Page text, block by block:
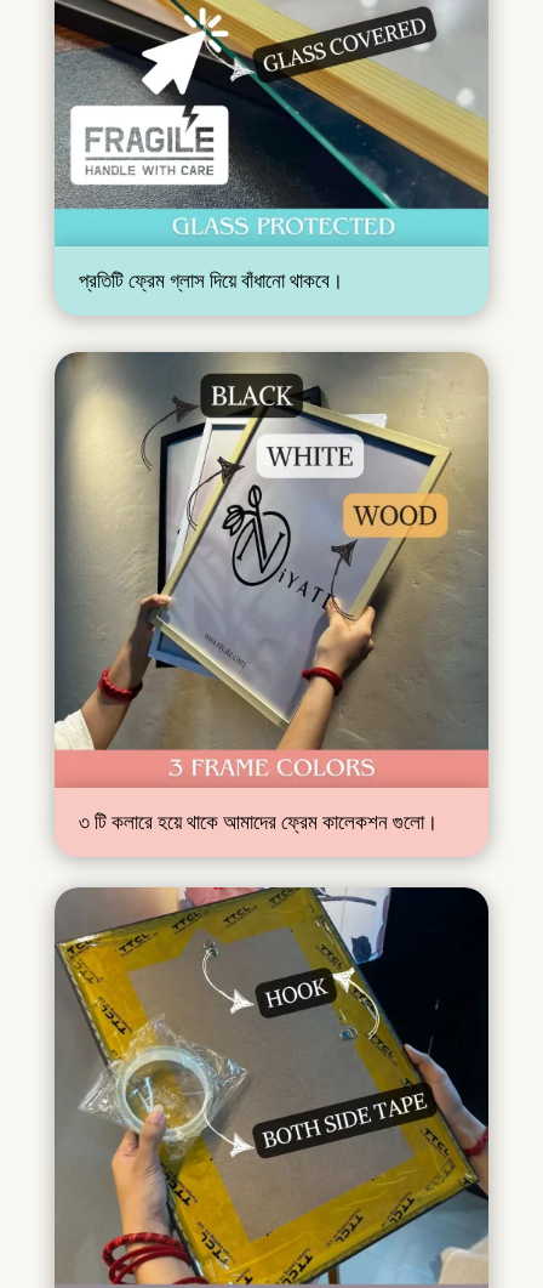
প্রতিটি ফ্রেম গ্লাস দিয়ে বাঁধানো থাকবে।
৩ টি কলারে হয়ে থাকে আমাদের ফ্রেম কালেকশন গুলো।